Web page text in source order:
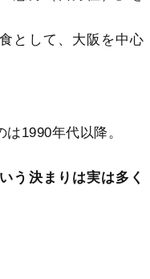
として、大阪を中心
1990年代以降。
う決まりは実は多く